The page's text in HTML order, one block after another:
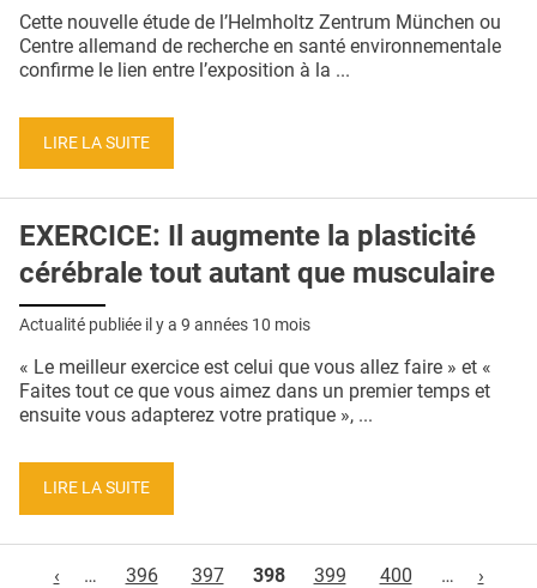
Cette nouvelle étude de l’Helmholtz Zentrum München ou
Centre allemand de recherche en santé environnementale
confirme le lien entre l’exposition à la ...
LIRE LA SUITE
EXERCICE: Il augmente la plasticité
cérébrale tout autant que musculaire
Actualité publiée il y a 9 années 10 mois
« Le meilleur exercice est celui que vous allez faire » et «
Faites tout ce que vous aimez dans un premier temps et
ensuite vous adapterez votre pratique », ...
LIRE LA SUITE
‹
… 396 397 398 399 400 … ›